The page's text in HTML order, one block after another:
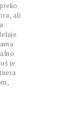
ali
je